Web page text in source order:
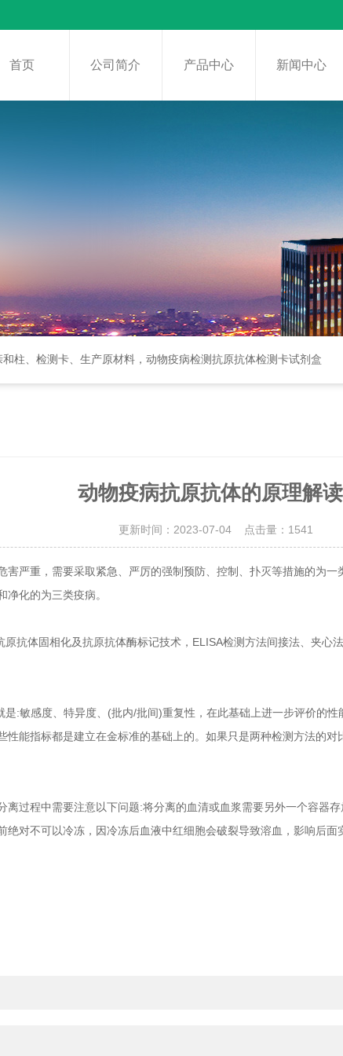
首页 公司简介 产品中心 新闻中心
柱、检测卡、生产原材料，动物疫病检测抗原抗体检测卡试剂盒
动物疫病抗原抗体的原理解读
更新时间：2023-07-04 点击量： 1541
重，需要采取紧急、严厉的强制预防、控制、扑灭等措施的为一
化的为三类疫病。
体固相化及抗原抗体酶标记技术，ELISA检测方法间接法、夹心
感度、特异度、(批内/批间)重复性，在此基础上进一步评价的性
能指标都是建立在金标准的基础上的。如果只是两种检测方法的
程中需要注意以下问题:将分离的血清或血浆需要另外一个容器
对不可以冷冻，因冷冻后血液中红细胞会破裂导致溶血，影响后